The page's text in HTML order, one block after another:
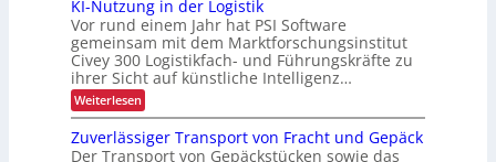
e
t
i
e
b
l
P
r
o
j
e
k
t
i
n
g
d
a
n
k
A
i
m
t
e
c
i
e
r
e
s
P
a
l
e
s
b
a
u
d
e
r
U
S
A
KI-Nutzung in der Logistik
Vor rund einem Jahr hat PSI Software
gemeinsam mit dem Marktforschungsinstitut
Civey 300 Logistikfach- und Führungskräfte zu
ihrer Sicht auf künstliche Intelligenz…
Weiterlesen:
K
I
-
Zuverlässiger Transport von Fracht und Gepäck
Der Transport von Gepäckstücken sowie das